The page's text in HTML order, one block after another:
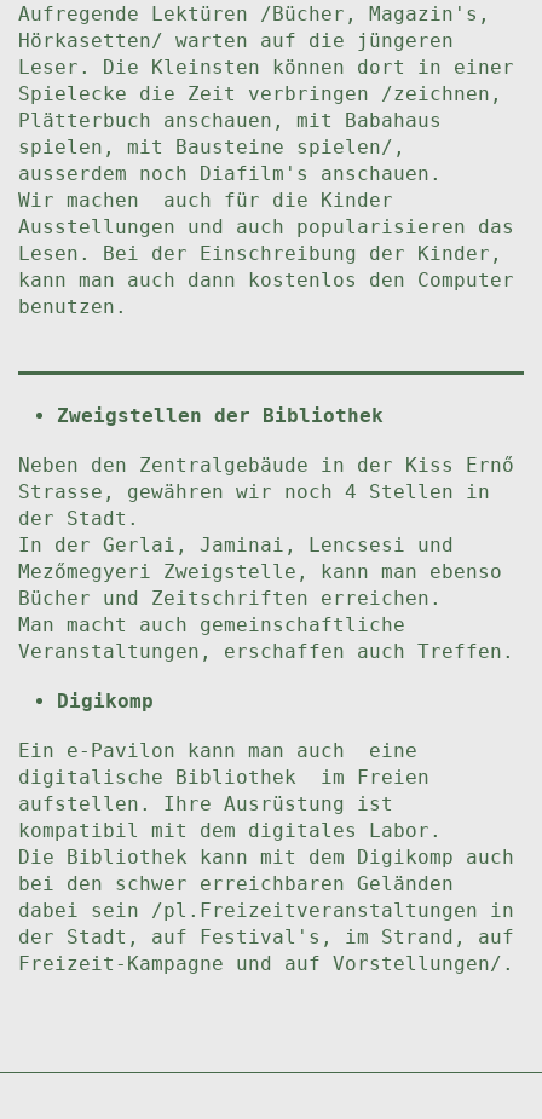
Aufregende Lektüren /Bücher, Magazin's,
Hörkasetten/ warten auf die jüngeren
Leser. Die Kleinsten können dort in einer
Spielecke die Zeit verbringen /zeichnen,
Plätterbuch anschauen, mit Babahaus
spielen, mit Bausteine spielen/,
ausserdem noch Diafilm's anschauen.
Wir machen auch für die Kinder
Ausstellungen und auch popularisieren das
Lesen. Bei der Einschreibung der Kinder,
kann man auch dann kostenlos den Computer
benutzen.
Zweigstellen der Bibliothek
Neben den Zentralgebäude in der Kiss Ernő
Strasse, gewähren wir noch 4 Stellen in
der Stadt.
In der Gerlai, Jaminai, Lencsesi und
Mezőmegyeri Zweigstelle, kann man ebenso
Bücher und Zeitschriften erreichen.
Man macht auch gemeinschaftliche
Veranstaltungen, erschaffen auch Treffen.
Digikomp
Ein e-Pavilon kann man auch eine
digitalische Bibliothek im Freien
aufstellen. Ihre Ausrüstung ist
kompatibil mit dem digitales Labor.
Die Bibliothek kann mit dem Digikomp auch
bei den schwer erreichbaren Geländen
dabei sein /pl.Freizeitveranstaltungen in
der Stadt, auf Festival's, im Strand, auf
Freizeit-Kampagne und auf Vorstellungen/.